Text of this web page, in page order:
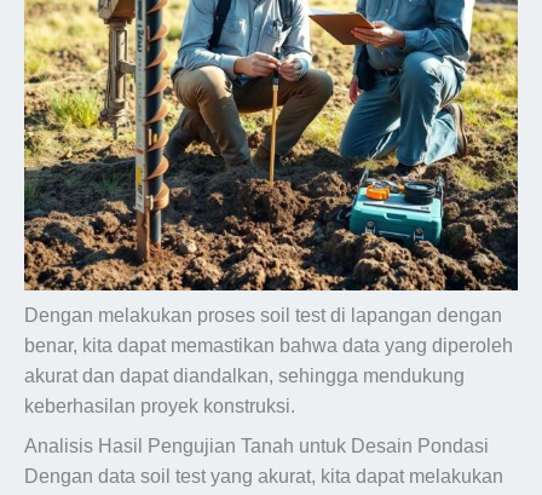
Dengan melakukan proses soil test di lapangan dengan
benar, kita dapat memastikan bahwa data yang diperoleh
akurat dan dapat diandalkan, sehingga mendukung
keberhasilan proyek konstruksi.
Analisis Hasil Pengujian Tanah untuk Desain Pondasi
Dengan data soil test yang akurat, kita dapat melakukan